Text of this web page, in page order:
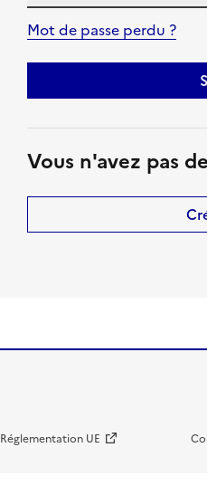
Mot de passe perdu ?
Vous n'avez pas
Réglementation UE